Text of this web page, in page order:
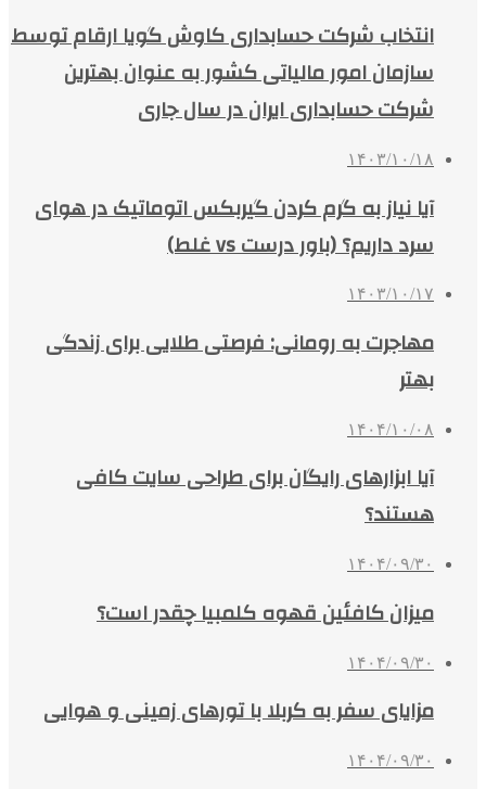
انتخاب شرکت حسابداری کاوش گویا ارقام توسط
سازمان امور مالیاتی کشور به عنوان بهترین
شرکت حسابداری ایران در سال جاری
۱۴۰۳/۱۰/۱۸
آیا نیاز به گرم کردن گیربکس اتوماتیک در هوای
سرد داریم؟ (باور درست vs غلط)
۱۴۰۳/۱۰/۱۷
مهاجرت به رومانی: فرصتی طلایی برای زندگی
بهتر
۱۴۰۴/۱۰/۰۸
آیا ابزارهای رایگان برای طراحی سایت کافی
هستند؟
۱۴۰۴/۰۹/۳۰
میزان کافئین قهوه کلمبیا چقدر است؟
۱۴۰۴/۰۹/۳۰
مزایای سفر به کربلا با تورهای زمینی و هوایی
۱۴۰۴/۰۹/۳۰